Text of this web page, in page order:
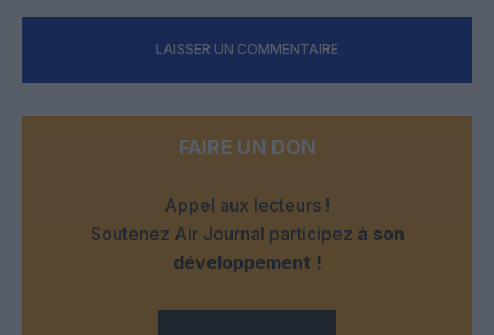
LAISSER UN COMMENTAIRE
FAIRE UN DON
Appel aux lecteurs !
Soutenez Air Journal participez à son
développement !